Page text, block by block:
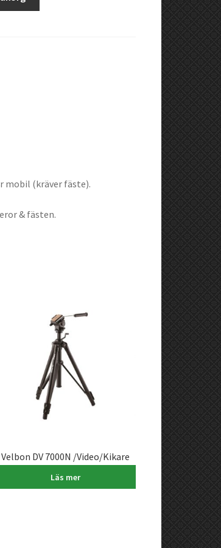
mobil (kräver fäste).
& fästen.
Velbon DV 7000N /Video/Kikare
2.490,00kr
Läs mer